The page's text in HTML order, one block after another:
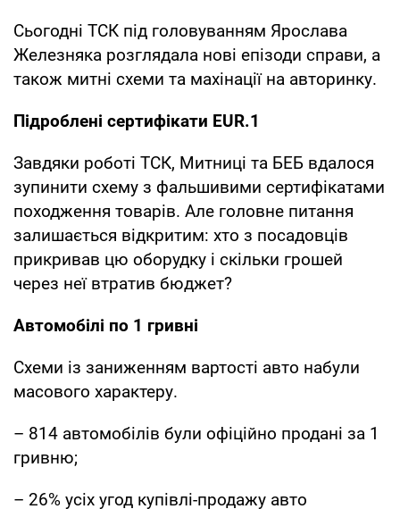
Сьогодні ТСК під головуванням Ярослава
Железняка розглядала нові епізоди справи, а
також митні схеми та махінації на авторинку.
Підроблені сертифікати EUR.1
Завдяки роботі ТСК, Митниці та БЕБ вдалося
зупинити схему з фальшивими сертифікатами
походження товарів. Але головне питання
залишається відкритим: хто з посадовців
прикривав цю оборудку і скільки грошей
через неї втратив бюджет?
Автомобілі по 1 гривні
Схеми із заниженням вартості авто набули
масового характеру.
– 814 автомобілів були офіційно продані за 1
гривню;
– 26% усіх угод купівлі-продажу авто